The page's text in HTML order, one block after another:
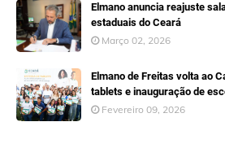
Elmano anuncia reajuste
estaduais do Ceará
Março 02, 2026
Elmano de Freitas volta ao
tablets e inauguração de
Fevereiro 09, 2026